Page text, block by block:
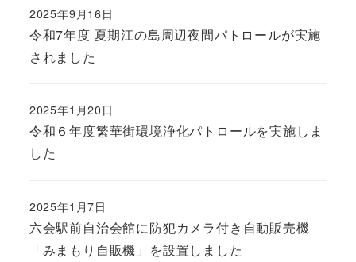
令和7年度 夏期江の島周辺夜間パトロールが実施
されました
2025年9月16日
令和６年度繁華街環境浄化パトロールを実施しま
した
2025年1月20日
六会駅前自治会館に防犯カメラ付き自動販売機
「みまもり自販機」を設置しました
2025年1月7日